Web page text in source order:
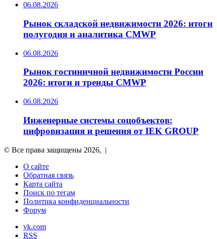
06.08.2026
Рынок складской недвижимости 2026: итоги
полугодия и аналитика CMWP
06.08.2026
Рынок гостиничной недвижимости России
2026: итоги и тренды CMWP
06.08.2026
Инженерные системы соцобъектов:
цифровизация и решения от IEK GROUP
© Все права защищены 2026, |
О сайте
Обратная связь
Карта сайта
Поиск по тегам
Политика конфиденциальности
Форум
vk.com
RSS